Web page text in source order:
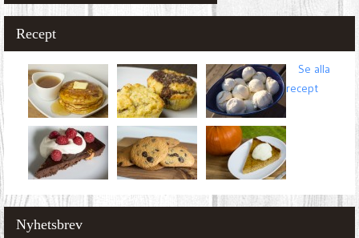
Recept
Se alla
recept
Nyhetsbrev